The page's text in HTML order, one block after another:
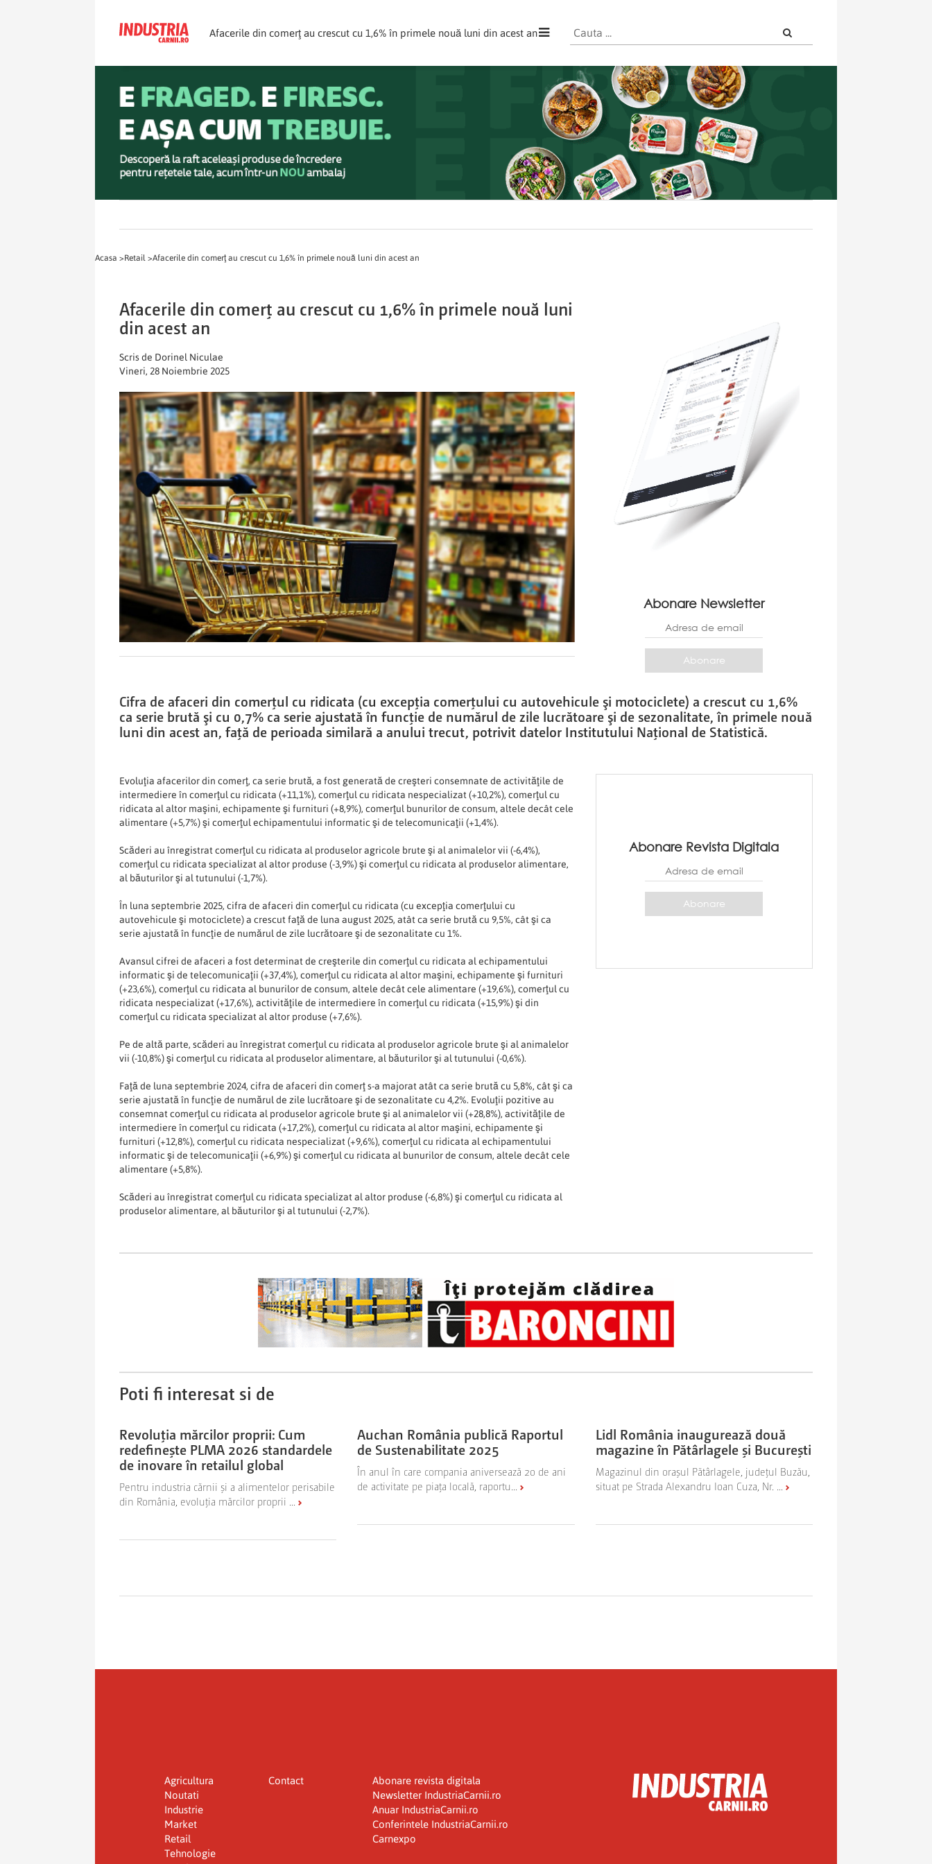
Afacerile din comerţ au crescut cu 1,6% în primele nouă luni din acest an
Acasa >Retail >Afacerile din comerţ au crescut cu 1,6% în primele nouă luni din acest an
Afacerile din comerţ au crescut cu 1,6% în primele nouă luni
din acest an
Scris de Dorinel Niculae
Vineri, 28 Noiembrie 2025
Abonare Newsletter
Cifra de afaceri din comerţul cu ridicata (cu excepţia comerţului cu autovehicule şi motociclete) a crescut cu 1,6%
ca serie brută şi cu 0,7% ca serie ajustată în funcţie de numărul de zile lucrătoare şi de sezonalitate, în primele nouă
luni din acest an, faţă de perioada similară a anului trecut, potrivit datelor Institutului Naţional de Statistică.
Evoluţia afacerilor din comerţ, ca serie brută, a fost generată de creşteri consemnate de activităţile de
intermediere în comerţul cu ridicata (+11,1%), comerţul cu ridicata nespecializat (+10,2%), comerţul cu
ridicata al altor maşini, echipamente şi furnituri (+8,9%), comerţul bunurilor de consum, altele decât cele
alimentare (+5,7%) şi comerţul echipamentului informatic şi de telecomunicaţii (+1,4%).
Scăderi au înregistrat comerţul cu ridicata al produselor agricole brute şi al animalelor vii (-6,4%),
comerţul cu ridicata specializat al altor produse (-3,9%) şi comerţul cu ridicata al produselor alimentare,
al băuturilor şi al tutunului (-1,7%).
În luna septembrie 2025, cifra de afaceri din comerţul cu ridicata (cu excepţia comerţului cu
autovehicule şi motociclete) a crescut faţă de luna august 2025, atât ca serie brută cu 9,5%, cât şi ca
serie ajustată în funcţie de numărul de zile lucrătoare şi de sezonalitate cu 1%.
Avansul cifrei de afaceri a fost determinat de creşterile din comerţul cu ridicata al echipamentului
informatic şi de telecomunicaţii (+37,4%), comerţul cu ridicata al altor maşini, echipamente şi furnituri
(+23,6%), comerţul cu ridicata al bunurilor de consum, altele decât cele alimentare (+19,6%), comerţul cu
ridicata nespecializat (+17,6%), activităţile de intermediere în comerţul cu ridicata (+15,9%) şi din
comerţul cu ridicata specializat al altor produse (+7,6%).
Pe de altă parte, scăderi au înregistrat comerţul cu ridicata al produselor agricole brute şi al animalelor
vii (-10,8%) şi comerţul cu ridicata al produselor alimentare, al băuturilor şi al tutunului (-0,6%).
Faţă de luna septembrie 2024, cifra de afaceri din comerţ s-a majorat atât ca serie brută cu 5,8%, cât şi ca
serie ajustată în funcţie de numărul de zile lucrătoare şi de sezonalitate cu 4,2%. Evoluţii pozitive au
consemnat comerţul cu ridicata al produselor agricole brute şi al animalelor vii (+28,8%), activităţile de
intermediere în comerţul cu ridicata (+17,2%), comerţul cu ridicata al altor maşini, echipamente şi
furnituri (+12,8%), comerţul cu ridicata nespecializat (+9,6%), comerţul cu ridicata al echipamentului
informatic şi de telecomunicaţii (+6,9%) şi comerţul cu ridicata al bunurilor de consum, altele decât cele
alimentare (+5,8%).
Scăderi au înregistrat comerţul cu ridicata specializat al altor produse (-6,8%) şi comerţul cu ridicata al
produselor alimentare, al băuturilor şi al tutunului (-2,7%).
Abonare Revista Digitala
Poti fi interesat si de
Revoluția mărcilor proprii: Cum
redefinește PLMA 2026 standardele
de inovare în retailul global
Pentru industria cărnii și a alimentelor perisabile
din România, evoluția mărcilor proprii ...
Auchan România publică Raportul
de Sustenabilitate 2025
În anul în care compania aniversează 20 de ani
de activitate pe piața locală, raportu...
Lidl România inaugurează două
magazine în Pătârlagele și București
Magazinul din orașul Pătârlagele, județul Buzău,
situat pe Strada Alexandru Ioan Cuza, Nr. ...
Agricultura
Noutati
Industrie
Market
Retail
Tehnologie
Contact
Abonare revista digitala
Newsletter IndustriaCarnii.ro
Anuar IndustriaCarnii.ro
Conferintele IndustriaCarnii.ro
Carnexpo